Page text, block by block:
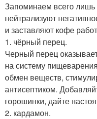
Запоминаем всего лишь
нейтрализуют
и заставляют кофе
1. чёрный перец.
Черный перец
на систему
обмен веществ,
антисептиком.
горошинки, дайте
2. кардамон.